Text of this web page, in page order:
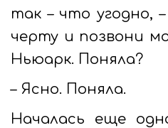
так – что угодно,
черту и позвони
Ньюарк. Поняла?
– Ясно. Поняла.
Началась еще